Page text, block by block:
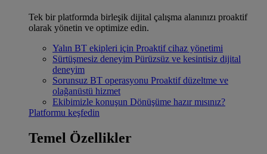
Tek bir platformda birleşik dijital çalışma alanınızı proaktif
olarak yönetin ve optimize edin.
Yalın BT ekipleri için Proaktif cihaz yönetimi
Sürtüşmesiz deneyim Pürüzsüz ve kesintisiz dijital
deneyim
Sorunsuz BT operasyonu Proaktif düzeltme ve
olağanüstü hizmet
Ekibimizle konuşun Dönüşüme hazır mısınız?
Platformu keşfedin
Temel Özellikler